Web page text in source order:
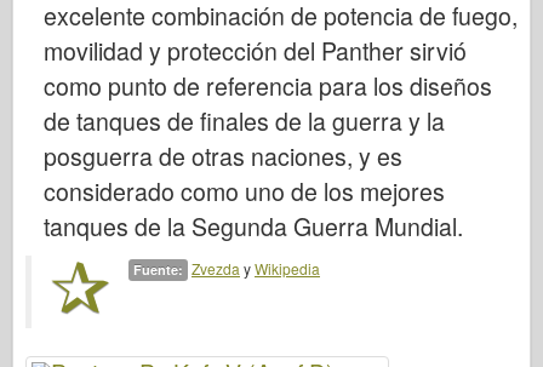
Afición cibernética
Dnepromodel
Eduard
Modelo E.T.
Moldes finos
Fuerzas de valor
FriulModelo
excelente combinación de potencia de fuego,
movilidad y protección del Panther sirvió
como punto de referencia para los diseños
de tanques de finales de la guerra y la
posguerra de otras naciones, y es
considerado como uno de los mejores
tanques de la Segunda Guerra Mundial.
Fuente: Zvezda yWikipedia